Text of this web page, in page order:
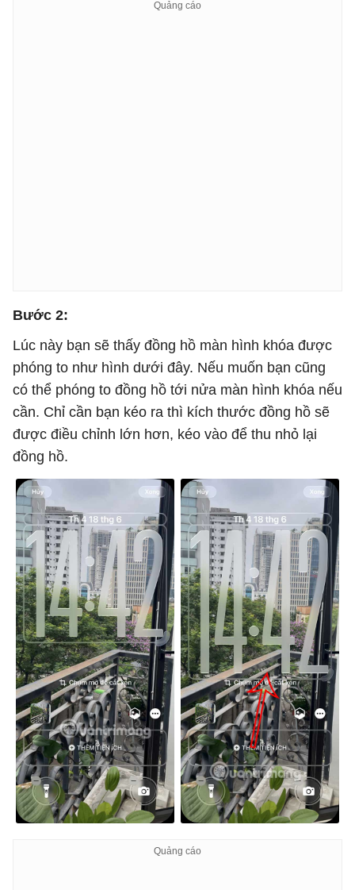
Bước 2:
Lúc này bạn sẽ thấy đồng hồ màn hình khóa được
phóng to như hình dưới đây. Nếu muốn bạn cũng
có thể phóng to đồng hồ tới nửa màn hình khóa nếu
cần. Chỉ cần bạn kéo ra thì kích thước đồng hồ sẽ
được điều chỉnh lớn hơn, kéo vào để thu nhỏ lại
đồng hồ.